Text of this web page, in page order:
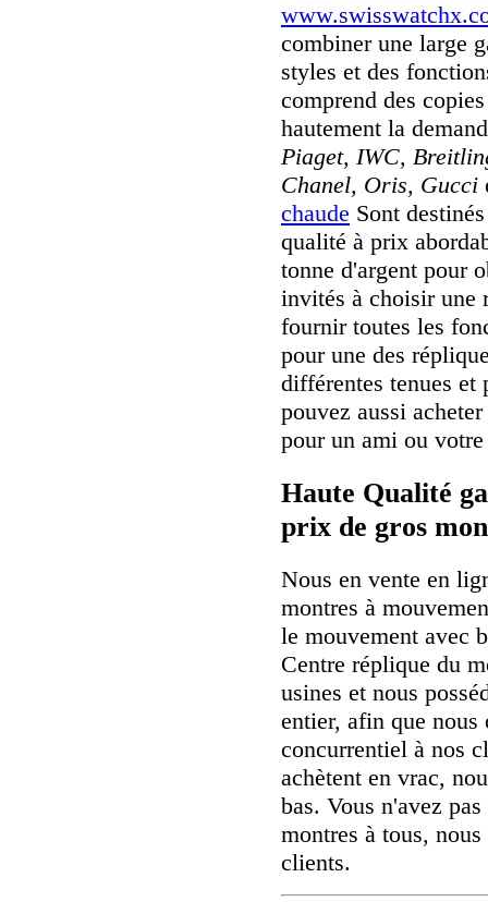
combiner une large
styles et des
comprend des
hautement la
Piaget, IWC,
Chanel, Oris, Gucci
chaude Sont
qualité à prix
tonne d'argent pour
invités à choisir une
fournir toutes les
pour une des
différentes tenues et
pouvez aussi
pour un ami ou
Haute Qualité
prix de gros
Nous en vente en
montres à
le mouvement avec
Centre réplique du
usines et nous
entier, afin que
concurrentiel à nos
achètent en vrac,
bas. Vous n'avez
montres à tous,
clients.